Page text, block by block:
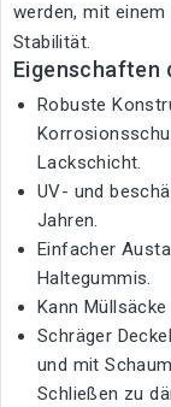
werden, mit
Stabilität.
Eigenschaften
Robuste
Lackschicht.
UV- und
Jahren.
Einfacher
Haltegummis.
Kann
Schräger
und mit
Schließen zu